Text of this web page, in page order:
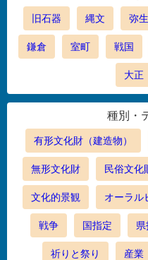
旧石器 縄文 弥生
鎌倉 室町 戦国
大正
種別・
有形文化財（建造物）
無形文化財 民俗文化
文化的景観 オーラル
戦争 国指定 県
祈りと祭り 産業